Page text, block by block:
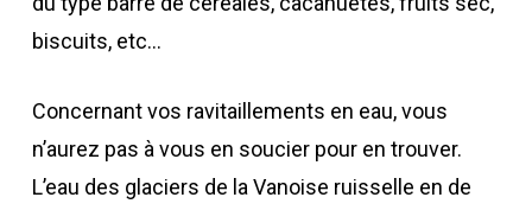
biscuits, etc…
Concernant vos ravitaillements en eau, vous
n’aurez pas à vous en soucier pour en trouver.
L’eau des glaciers de la Vanoise ruisselle en de